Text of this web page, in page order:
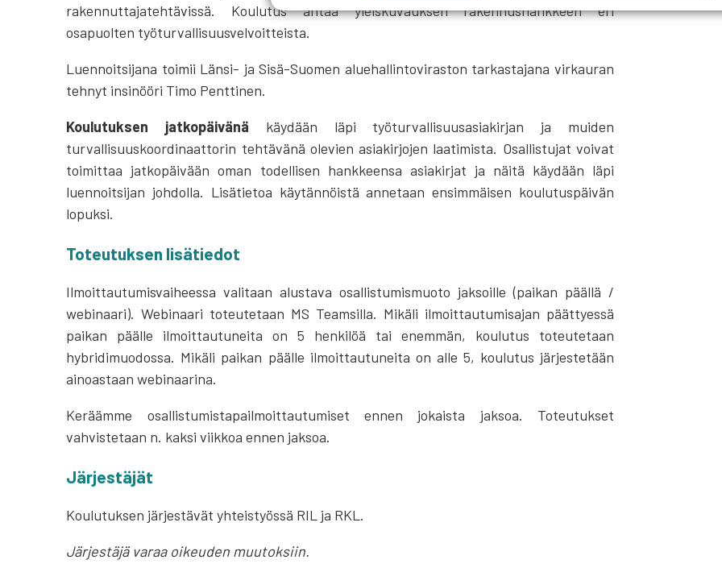
rakennuttajatehtävissä. Koulutus antaa yleiskuvauksen rakennushankkeen eri
osapuolten työturvallisuusvelvoitteista.
Luennoitsijana toimii Länsi- ja Sisä-Suomen aluehallintoviraston tarkastajana virkauran
tehnyt insinööri Timo Penttinen.
Koulutuksen jatkopäivänä käydään läpi työturvallisuusasiakirjan ja muiden
turvallisuuskoordinaattorin tehtävänä olevien asiakirjojen laatimista. Osallistujat voivat
toimittaa jatkopäivään oman todellisen hankkeensa asiakirjat ja näitä käydään läpi
luennoitsijan johdolla. Lisätietoa käytännöistä annetaan ensimmäisen koulutuspäivän
lopuksi.
Toteutuksen lisätiedot
Ilmoittautumisvaiheessa valitaan alustava osallistumismuoto jaksoille (paikan päällä /
webinaari). Webinaari toteutetaan MS Teamsilla. Mikäli ilmoittautumisajan päättyessä
paikan päälle ilmoittautuneita on 5 henkilöä tai enemmän, koulutus toteutetaan
hybridimuodossa. Mikäli paikan päälle ilmoittautuneita on alle 5, koulutus järjestetään
ainoastaan webinaarina.
Keräämme osallistumistapailmoittautumiset ennen jokaista jaksoa. Toteutukset
vahvistetaan n. kaksi viikkoa ennen jaksoa.
Järjestäjät
Koulutuksen järjestävät yhteistyössä RIL ja RKL.
Järjestäjä varaa oikeuden muutoksiin.